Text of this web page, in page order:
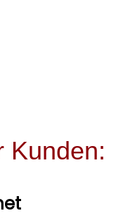
Kunden: